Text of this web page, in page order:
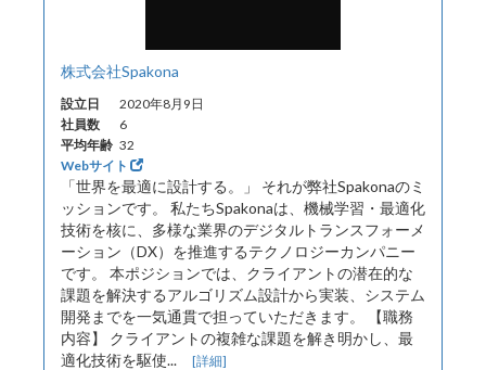
株式会社Spakona
設立日
2020年8月9日
社員数
6
平均年齢 32
Webサイト
「世界を最適に設計する。」 それが弊社Spakonaのミ
ッションです。 私たちSpakonaは、機械学習・最適化
技術を核に、多様な業界のデジタルトランスフォーメ
ーション（DX）を推進するテクノロジーカンパニー
です。 本ポジションでは、クライアントの潜在的な
課題を解決するアルゴリズム設計から実装、システム
開発までを一気通貫で担っていただきます。 【職務
内容】 クライアントの複雑な課題を解き明かし、最
適化技術を駆使... [詳細]